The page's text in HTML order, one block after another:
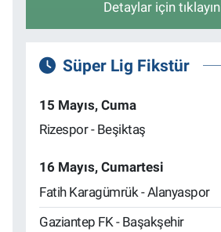
Detaylar için tıklayın
Süper Lig Fikstür
15 Mayıs, Cuma
Rizespor - Beşiktaş
16 Mayıs, Cumartesi
Fatih Karagümrük - Alanyaspor
Gaziantep FK - Başakşehir